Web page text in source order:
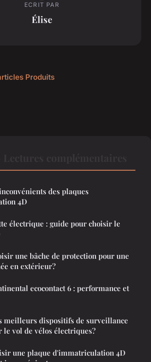
ECRIT PAR
Élise
Produits
des plaques
4D
électrique : guide pour choisir le
une bâche de protection pour une
en extérieur?
ecocontact 6 : performance et
meilleurs dispositifs de surveillance
vol de vélos électriques?
une plaque d'immatriculation 4D